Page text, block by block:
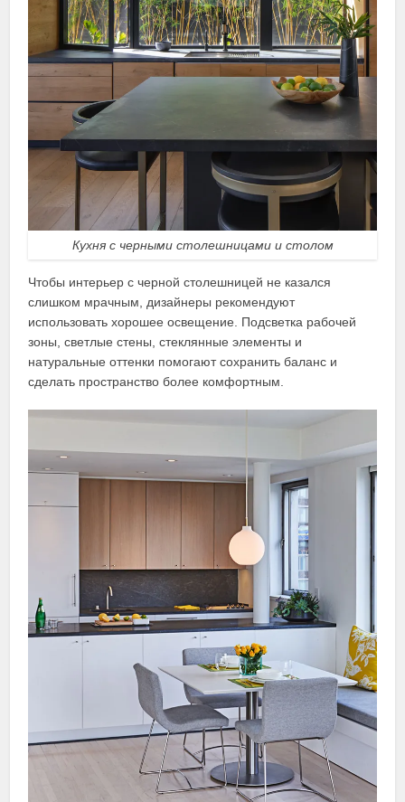
Кухня с черными столешницами и столом
Чтобы интерьер с черной столешницей не казался
слишком мрачным, дизайнеры рекомендуют
использовать хорошее освещение. Подсветка рабочей
зоны, светлые стены, стеклянные элементы и
натуральные оттенки помогают сохранить баланс и
сделать пространство более комфортным.